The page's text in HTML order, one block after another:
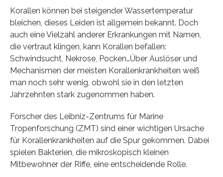
Korallen können bei steigender Wassertemperatur
bleichen, dieses Leiden ist allgemein bekannt. Doch
auch eine Vielzahl anderer Erkrankungen mit Namen,
die vertraut klingen, kann Korallen befallen:
Schwindsucht, Nekrose, Pocken…Über Auslöser und
Mechanismen der meisten Korallenkrankheiten weiß
man noch sehr wenig, obwohl sie in den letzten
Jahrzehnten stark zugenommen haben.
Forscher des Leibniz-Zentrums für Marine
Tropenforschung (ZMT) sind einer wichtigen Ursache
für Korallenkrankheiten auf die Spur gekommen. Dabei
spielen Bakterien, die mikroskopisch kleinen
Mitbewohner der Riffe, eine entscheidende Rolle.